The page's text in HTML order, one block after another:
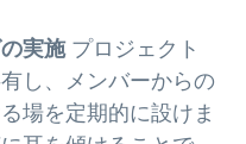
実施プロジェクト
し、メンバーからの
場を定期的に設けま